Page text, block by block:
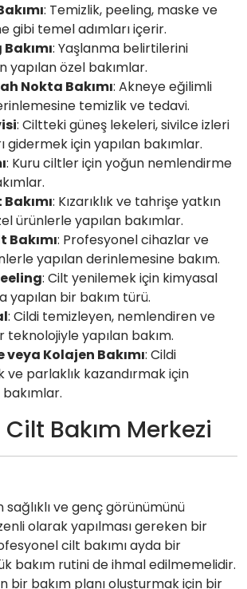
: Temizlik, peeling, maske ve
gibi temel adımları içerir.
: Yaşlanma belirtilerini
yapılan özel bakımlar.
Nokta Bakımı: Akneye eğilimli
temizlik ve tedavi.
: Ciltteki güneş lekeleri, sivilce izleri
gidermek için yapılan bakımlar.
: Kuru ciltler için yoğun nemlendirme
: Kızarıklık ve tahrişe yatkın
ürünlerle yapılan bakımlar.
: Profesyonel cihazlar ve
yapılan derinlemesine bakım.
: Cilt yenilemek için kimyasal
yapılan bir bakım türü.
: Cildi temizleyen, nemlendiren ve
teknolojiyle yapılan bakım.
veya Kolajen Bakımı: Cildi
ve parlaklık kazandırmak için
Bakım Merkezi
sağlıklı ve genç görünümünü
olarak yapılması gereken bir
cilt bakımı ayda bir
bakım rutini de ihmal edilmemelidir.
bir bakım planı oluşturmak için bir